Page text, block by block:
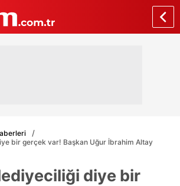
bir gerçek var! Başkan Uğur İbrahim Altay
diye bir